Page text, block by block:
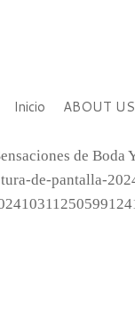
Inicio ABOUT US